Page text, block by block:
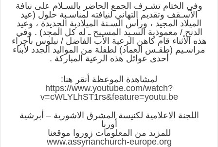
وفي الختام تشـرف الجمع الحاضر بالسـلام على نيافة
الأسـقف وتقديم التهاني لنيافته لمناسـبة حلول (عيد
الميلاد المجيد ، ورأس السـنة الميلادية الجديدة ، وعيد
الدنح / معموذية السـيد المسـيح ـ له كل المجد) . وفي
هذه الأثناء قام كاهن الرعية الأب الفاضل / نيلوس بأجراء
مراسـيم (طقـس العماذ) لطفلة من المواليد الجدد لأبناء
أحدى عوائل هذه الرعية المباركة .
لمشاهدة الموعظة أنقر هنا:
https://www.youtube.com/watch?
v=cWLYLhST1rs&feature=youtu.be
اللجنة الاعلامية لكنيسة المشرق الاشورية – أبرشية
أوربا
للمزيد من المعلومات زوروا موقعنا
www.assyrianchurch-europe.org